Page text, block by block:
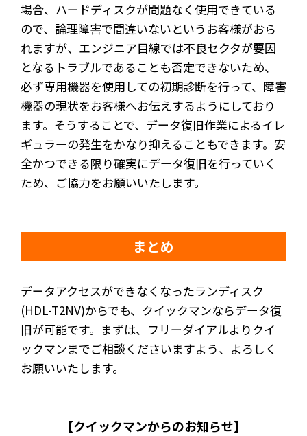
場合、ハードディスクが問題なく使用できている
ので、論理障害で間違いないというお客様がおら
れますが、エンジニア目線では不良セクタが要因
となるトラブルであることも否定できないため、
必ず専用機器を使用しての初期診断を行って、障害
機器の現状をお客様へお伝えするようにしており
ます。そうすることで、データ復旧作業によるイレ
ギュラーの発生をかなり抑えることもできます。安
全かつできる限り確実にデータ復旧を行っていく
ため、ご協力をお願いいたします。
まとめ
データアクセスができなくなったランディスク
(HDL-T2NV)からでも、クイックマンならデータ復
旧が可能です。まずは、フリーダイアルよりクイ
ックマンまでご相談くださいますよう、よろしく
お願いいたします。
【クイックマンからのお知らせ】